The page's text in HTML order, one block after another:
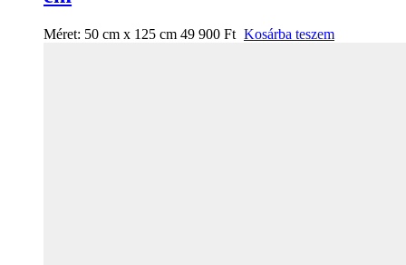
Méret: 50 cm x 125 cm 49 900 Ft Kosárba teszem